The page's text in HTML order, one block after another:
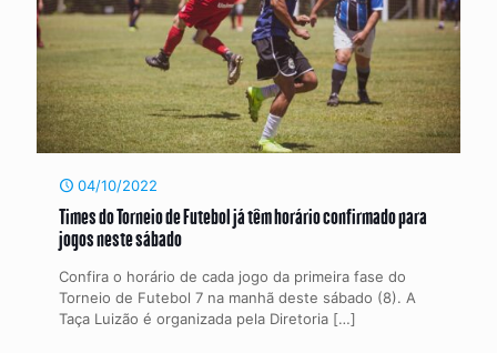
04/10/2022
Times do Torneio de Futebol já têm horário confirmado para
jogos neste sábado
Confira o horário de cada jogo da primeira fase do
Torneio de Futebol 7 na manhã deste sábado (8). A
Taça Luizão é organizada pela Diretoria […]